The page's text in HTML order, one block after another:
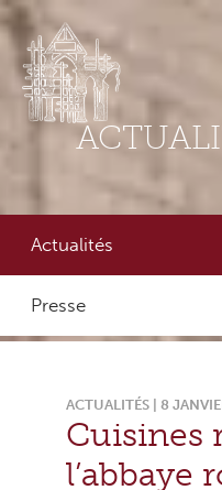
Actualités
Presse
ACTUALITÉS | 8
Cuisines
l’abbaye